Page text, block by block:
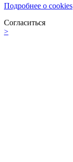
Подробнее о cookies
Согласиться
>